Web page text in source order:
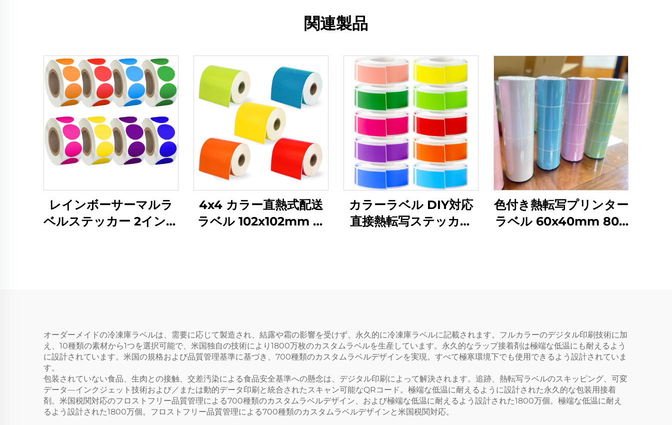
関連製品
レインボーサーマルラ
ベルステッカー 2インチ
4x4 カラー直熱式配送
ラベル 102x102mm 粘
カラーラベル DIY対応
直接熱転写ステッカー
色付き熱転写プリンター
ラベル 60x40mm 800
オーダーメイドの冷凍庫ラベルは、需要に応じて製造され、結露や霜の影響を受けず、永久的に冷凍庫ラベルに記載されます。フルカラーのデジタル印刷技術に加
え、10種類の素材から1つを選択可能で、米国独自の技術により1800万枚のカスタムラベルを生産しています。永久的なラップ接着剤は極端な低温にも耐えるよう
に設計されています。米国の規格および品質管理基準に基づき、700種類のカスタムラベルデザインを実現。すべて極寒環境下でも使用できるよう設計されていま
す。
包装されていない食品、生肉との接触、交差汚染による食品安全基準への懸念は、デジタル印刷によって解決されます。追跡、熱転写ラベルのスキッピング、可変
データ—インクジェット技術および／または動的データ印刷と統合されたスキャン可能なQRコード。極端な低温に耐えるように設計された永久的な包装用接着
剤。米国税関対応のフロストフリー品質管理による700種類のカスタムラベルデザイン、および極端な低温に耐えるよう設計された1800万個。極端な低温に耐え
るよう設計された1800万個。フロストフリー品質管理による700種類のカスタムラベルデザインと米国税関対応。